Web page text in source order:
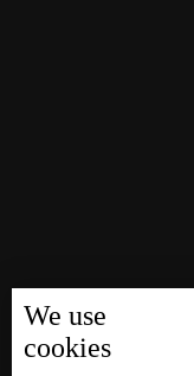
We use
cookies